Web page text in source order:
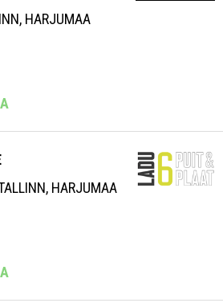
HARJUMAA
HARJUMAA